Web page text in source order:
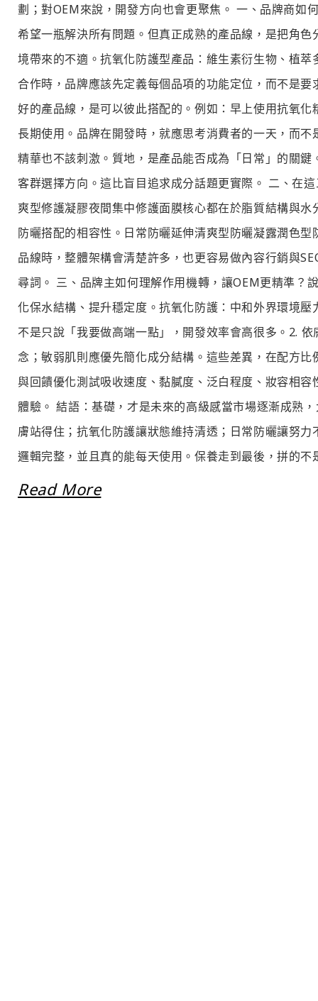
劃；對OEM來說，開發方向也會更聚焦。 一、品牌商如
希望一瓶解決所有問題。但真正成熟的產品線，是把角
境帶來的不適。抗氧化防護型產品：維生素衍生物、植
合作時，品牌應該先定義每個品項的功能定位，而不是
好的產品線，是可以彼此搭配的。例如：早上使用抗氧
長期使用。品牌在開發時，就應思考消費者的一天，而
精華也不該刺激。質地，是產品能否成為「日常」的關
客群選擇方向。這比盲目追求成分話題更實際。 二、在
爽型修護凝膠夜間集中修護面膜核心都在於脂質結構與
防曬搭配的相容性。日常防曬延伸清爽型防曬凝露潤色
品線時，整體架構會清楚許多，也更容易做內容行銷與
尋詞。 三、品牌主如何理解作用機轉，讓OEM更精準？
化保水結構、提升穩定度。抗氧化防護：中和外界環境
不是只說「我要做高端一點」，開發效率會高很多。2.
念；敏弱肌則應優先簡化成分結構。這些差異，在配方
與回饋優化測試吸收速度、黏膩度、泛白程度、妝容相
體驗。 結語：基礎，才是未來的高級感當市場逐漸成熟
膚站得住；抗氧化防護讓狀態維持清透；日常防曬讓努
邏輯完整，並且真的能每天使用。保養走到最後，拼的不
Read More